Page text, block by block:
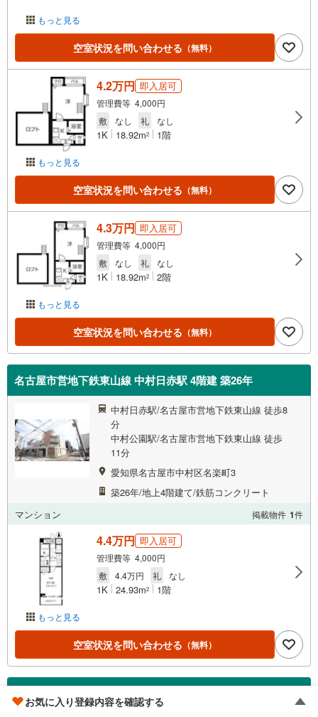
もっと見る
空室状況を問い合わせる （無料）
もっと見る
4.2万円 即入居可
管理費等 4,000円
敷
なし 礼 なし
1K 18.92m2 1階
空室状況を問い合わせる （無料）
もっと見る
4.3万円 即入居可
管理費等 4,000円
敷
なし 礼 なし
1K 18.92m2 2階
空室状況を問い合わせる （無料）
名古屋市営地下鉄東山線 中村日赤駅 4階建 築26年
中村日赤駅/名古屋市営地下鉄東山線 徒歩8
分
中村公園駅/名古屋市営地下鉄東山線 徒歩
11分
愛知県名古屋市中村区名楽町3
築26年/地上4階建て/鉄筋コンクリート
マンション
掲載物件 1件
もっと見る
4.4万円 即入居可
管理費等 4,000円
敷
4.4万円 礼 なし
1K 24.93m2 1階
空室状況を問い合わせる （無料）
メラクラッツ
お気に入り登録内容を確認する